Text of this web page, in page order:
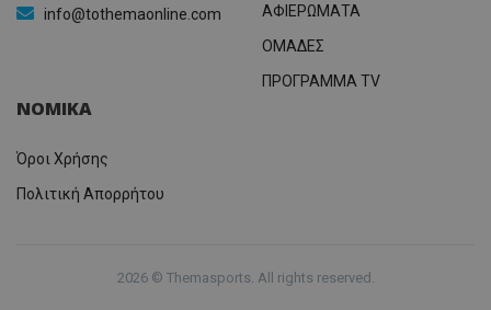
info@tothemaonline.com
ΑΦΙΕΡΩΜΑΤΑ
ΟΜΑΔΕΣ
ΠΡΟΓΡΑΜΜΑ TV
ΝΟΜΙΚΑ
Όροι Χρήσης
Πολιτική Απορρήτου
2026 © Themasports. All rights reserved.